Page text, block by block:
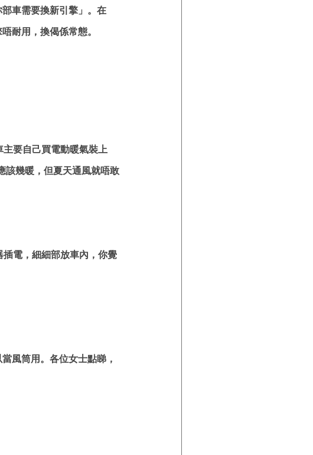
車需要換新引擎」。在
耐用，換偈係常態。
要自己買電動暖氣裝上
該幾暖，但夏天通風就唔敢
電，細細部放車內，你覺
風筒用。各位女士點睇，